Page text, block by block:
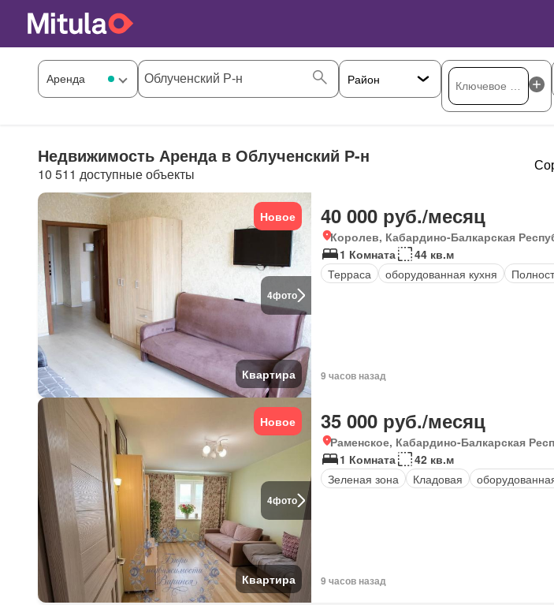
Недвижимость Аренда в Облученский Р-н
10 511 доступные объекты
4фото
Новое
Квартира
40 000 руб./месяц
Королев, Кабардино-Балкарская
1 Комната
44 кв.м
Терраса
оборудованная кухня
9 часов назад
4фото
Новое
Квартира
35 000 руб./месяц
Раменское, Кабардино-Балкарская
1 Комната
42 кв.м
Зеленая зона
Кладовая
9 часов назад